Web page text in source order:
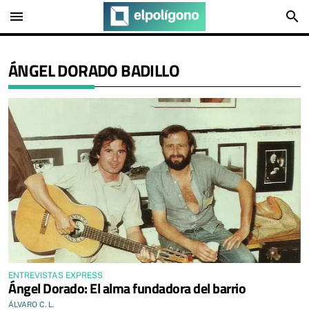
menu search
ÁNGEL DORADO BADILLO
ENTREVISTAS EXPRESS
Ángel Dorado: El alma fundadora del barrio
ÁLVARO C. L.